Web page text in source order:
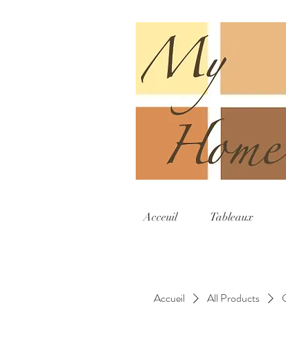
Acceuil Tableaux
Accueil All Products